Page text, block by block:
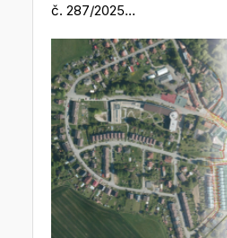
č. 287/2025...